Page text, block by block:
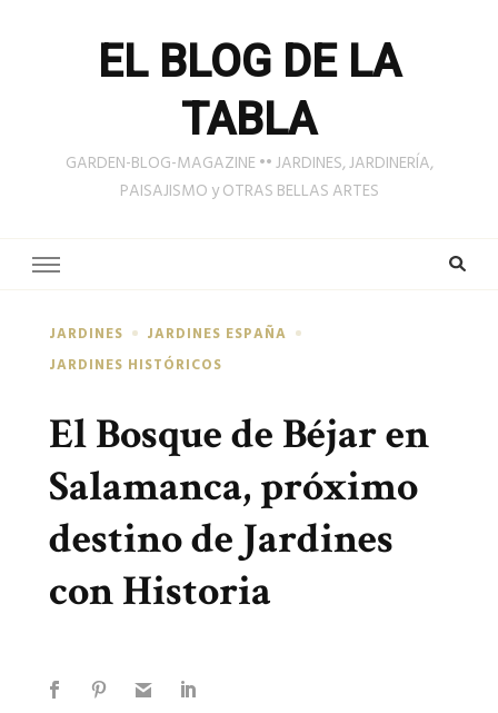
EL BLOG DE LA
TABLA
GARDEN-BLOG-MAGAZINE •• JARDINES, JARDINERÍA,
PAISAJISMO y OTRAS BELLAS ARTES
JARDINES
JARDINES ESPAÑA
JARDINES HISTÓRICOS
El Bosque de Béjar en
Salamanca, próximo
destino de Jardines
con Historia